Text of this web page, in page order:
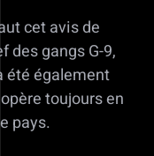
cet avis de
des gangs G-9,
été également
toujours en
pays.